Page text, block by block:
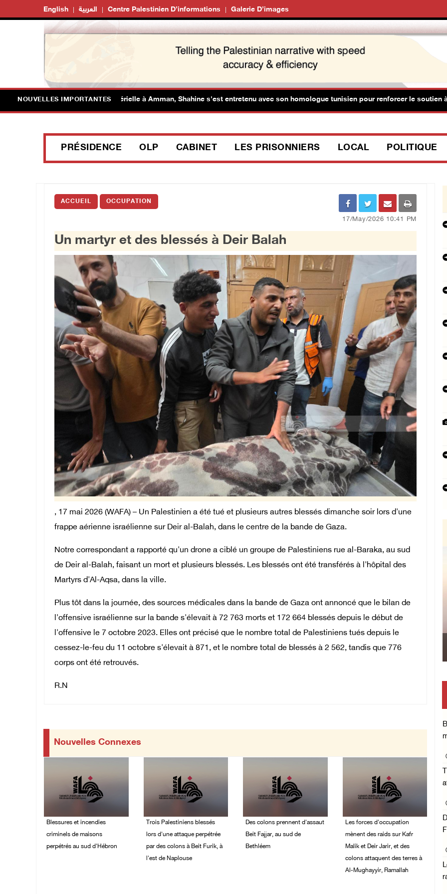
English العربية Centre Palestinien D’informations Galerie D’images
NOUVELLES IMPORTANTES
de la réunion ministérielle à Amman, Shahine s'est entretenu avec son homologue tunisien pour renforcer le soutien à la
PRÉSIDENCE OLP CABINET LES PRISONNIERS LOCAL POLITIQUE
ACCUEIL OCCUPATION
17/May/2026 10:41 PM
Un martyr et des blessés à Deir Balah
, 17 mai 2026 (WAFA) – Un Palestinien a été tué et plusieurs autres blessés dimanche soir lors d'une
frappe aérienne israélienne sur Deir al-Balah, dans le centre de la bande de Gaza.
Notre correspondant a rapporté qu'un drone a ciblé un groupe de Palestiniens rue al-Baraka, au sud
de Deir al-Balah, faisant un mort et plusieurs blessés. Les blessés ont été transférés à l'hôpital des
Martyrs d'Al-Aqsa, dans la ville.
Plus tôt dans la journée, des sources médicales dans la bande de Gaza ont annoncé que le bilan de
l'offensive israélienne sur la bande s'élevait à 72 763 morts et 172 664 blessés depuis le début de
l'offensive le 7 octobre 2023. Elles ont précisé que le nombre total de Palestiniens tués depuis le
cessez-le-feu du 11 octobre s'élevait à 871, et le nombre total de blessés à 2 562, tandis que 776
corps ont été retrouvés.
R.N
Nouvelles Connexes
Blessures et incendies
criminels de maisons
perpétrés au sud d'Hébron
Trois Palestiniens blessés
lors d'une attaque perpétrée
par des colons à Beit Furik, à
l'est de Naplouse
Des colons prennent d'assaut
Beit Fajjar, au sud de
Bethléem
Les forces d'occupation
mènent des raids sur Kafr
Malik et Deir Jarir, et des
colons attaquent des terres à
Al-Mughayyir, Ramallah